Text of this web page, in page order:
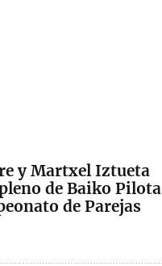
y Martxel Iztueta
de Baiko Pilota
de Parejas